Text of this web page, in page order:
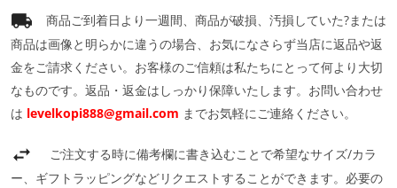
商品ご到着日より一週間、商品が破損、汚損していた?または
商品は画像と明らかに違うの場合、お気になさらず当店に返品や返
金をご請求ください。お客様のご信頼は私たちにとって何より大切
なものです。返品・返金はしっかり保障いたします。お問い合わせ
は levelkopi888@gmail.com までお気軽にご連絡ください。
ご注文する時に備考欄に書き込むことで希望なサイズ/カラ
ー、ギフトラッピングなどリクエストすることができます。必要の